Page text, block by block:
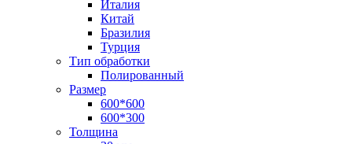
Италия
Китай
Бразилия
Турция
Тип обработки
Полированный
Размер
600*600
600*300
Толщина